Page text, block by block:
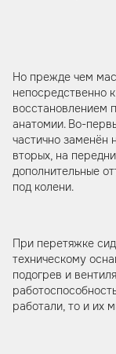
Но прежде чем
непосредственно
восстановлением
анатомии. Во-
частично заменён
вторых, на
дополнительные
под колени.
При перетяжке
техническому
подогрев и
работали, то и их